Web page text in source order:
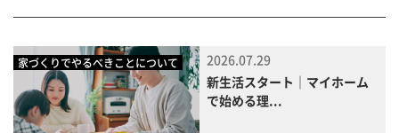
家づくりでやるべきことについて
2026.07.29
新生活スタート｜マイホーム
で始める理...